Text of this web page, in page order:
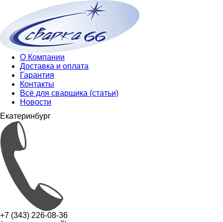
О Компании
Доставка и оплата
Гарантия
Контакты
Всё для сварщика (статьи)
Новости
Екатеринбург
+7 (343) 226-08-36